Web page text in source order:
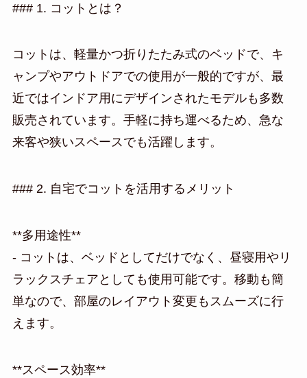
### 1. コットとは？
コットは、軽量かつ折りたたみ式のベッドで、キ
ャンプやアウトドアでの使用が一般的ですが、最
近ではインドア用にデザインされたモデルも多数
販売されています。手軽に持ち運べるため、急な
来客や狭いスペースでも活躍します。
### 2. 自宅でコットを活用するメリット
**多用途性**
- コットは、ベッドとしてだけでなく、昼寝用やリ
ラックスチェアとしても使用可能です。移動も簡
単なので、部屋のレイアウト変更もスムーズに行
えます。
**スペース効率**